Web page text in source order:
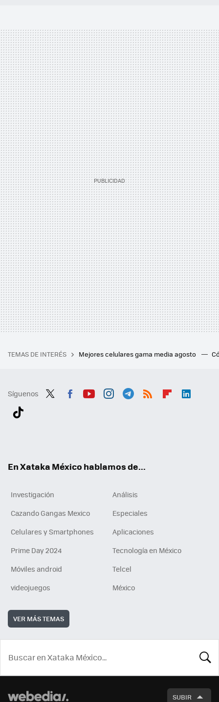
TEMAS DE INTERÉS Mejores celulares gama media agosto
Síguenos
En Xataka México hablamos de...
Investigación
Análisis
Cazando Gangas Mexico
Especiales
Celulares y Smartphones
Aplicaciones
Prime Day 2024
Tecnología en México
Móviles android
Telcel
videojuegos
México
VER MÁS TEMAS
SUBIR